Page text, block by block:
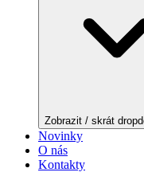
Zobrazit / skrát
Novinky
O nás
Kontakty